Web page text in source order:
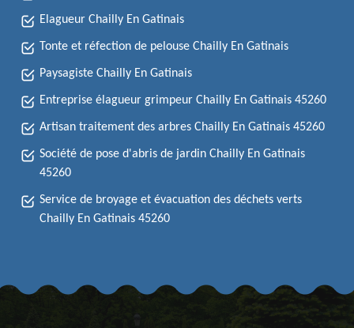
Elagueur Chailly En Gatinais
Tonte et réfection de pelouse Chailly En Gatinais
Paysagiste Chailly En Gatinais
Entreprise élagueur grimpeur Chailly En Gatinais 45260
Artisan traitement des arbres Chailly En Gatinais 45260
Société de pose d'abris de jardin Chailly En Gatinais
45260
Service de broyage et évacuation des déchets verts
Chailly En Gatinais 45260